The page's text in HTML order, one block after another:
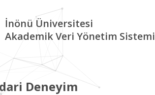
İnönü Üniversitesi
Akademik Veri Yönetim Sistemi
Deneyim